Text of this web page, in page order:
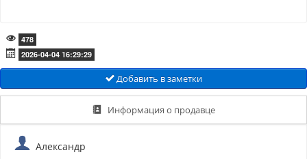
478
2026-04-04 16:29:29
Добавить в заметки
Информация о продавце
Александр